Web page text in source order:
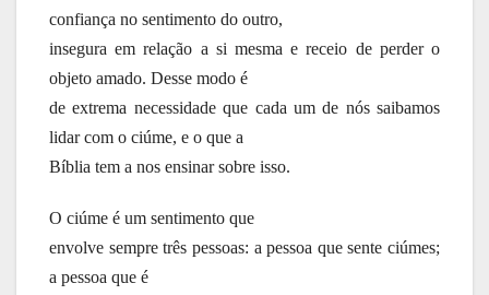
confiança no sentimento do outro,
insegura em relação a si mesma e receio de perder o
objeto amado. Desse modo é
de extrema necessidade que cada um de nós saibamos
lidar com o ciúme, e o que a
Bíblia tem a nos ensinar sobre isso.
O ciúme é um sentimento que
envolve sempre três pessoas: a pessoa que sente ciúmes;
a pessoa que é